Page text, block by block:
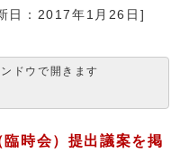
日：2017年1月26日]
ドウで開きます
時会）提出議案を掲